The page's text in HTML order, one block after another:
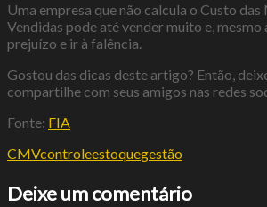
Uma empresa que não calcula o Custo
Vendidas pode até vender muito e,
prejuízo e ir à falência.
Gostou das dicas deste artigo? Então,
compartilhe com seus amigos nas redes
Fonte: FIA
CMVcontroleestoquegestão
Deixe um comentário